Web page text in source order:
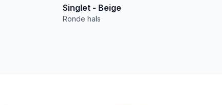
Singlet - Beige
Ronde hals